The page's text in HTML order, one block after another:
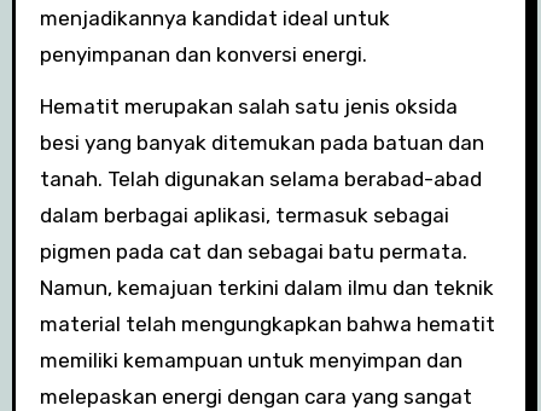
menjadikannya kandidat ideal untuk
penyimpanan dan konversi energi.
Hematit merupakan salah satu jenis oksida
besi yang banyak ditemukan pada batuan dan
tanah. Telah digunakan selama berabad-abad
dalam berbagai aplikasi, termasuk sebagai
pigmen pada cat dan sebagai batu permata.
Namun, kemajuan terkini dalam ilmu dan teknik
material telah mengungkapkan bahwa hematit
memiliki kemampuan untuk menyimpan dan
melepaskan energi dengan cara yang sangat